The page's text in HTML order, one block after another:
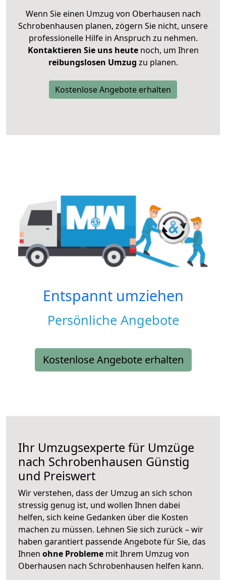
Wenn Sie einen Umzug von Oberhausen nach
Schrobenhausen planen, zögern Sie nicht, unsere
professionelle Hilfe in Anspruch zu nehmen.
Kontaktieren Sie uns heutenoch, um Ihren
reibungslosen Umzug zu planen.
Kostenlose Angebote erhalten
Entspannt umziehen
Persönliche Angebote
Kostenlose Angebote erhalten
Ihr Umzugsexperte für Umzüge
nach Schrobenhausen Günstig
und Preiswert
Wir verstehen, dass der Umzug an sich schon
stressig genug ist, und wollen Ihnen dabei
helfen, sich keine Gedanken über die Kosten
machen zu müssen. Lehnen Sie sich zurück – wir
haben garantiert passende Angebote für Sie, das
Ihnen ohne Probleme mit Ihrem Umzug von
Oberhausen nach Schrobenhausen helfen kann.